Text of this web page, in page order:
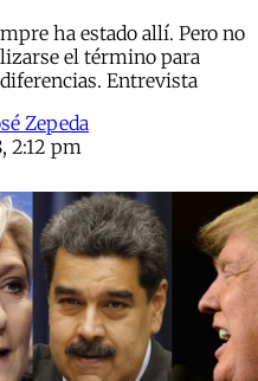
ha estado allí. Pero no
el término para
Entrevista
Zepeda
2:12 pm